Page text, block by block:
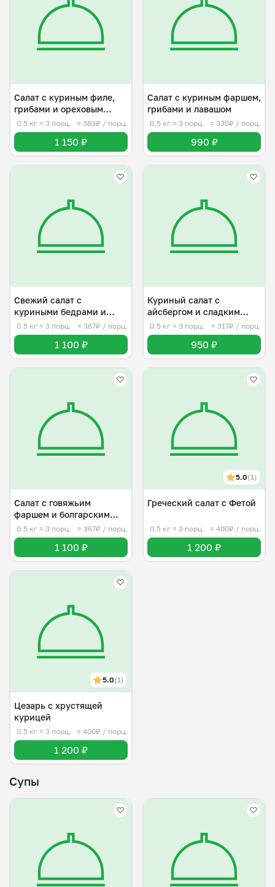
Салат с куриным филе,
грибами и ореховым
соусом
0.5 кг ≈ 3 порц. ≈ 383₽ / порц.
1 150 ₽
Салат с куриным фаршем,
грибами и лавашом
0.5 кг ≈ 3 порц. ≈ 330₽ / порц.
990 ₽
Свежий салат с
куриными бедрами и
томатами
0.5 кг ≈ 3 порц. ≈ 367₽ / порц.
1 100 ₽
Куриный салат с
айсбергом и сладким
Чили
0.5 кг ≈ 3 порц. ≈ 317₽ / порц.
950 ₽
Салат с говяжьим
фаршем и болгарским
перцем
0.5 кг ≈ 3 порц. ≈ 367₽ / порц.
1 100 ₽
5.0(1)
Греческий салат с Фетой
0.5 кг ≈ 3 порц. ≈ 400₽ / порц.
1 200 ₽
5.0(1)
Цезарь с хрустящей
курицей
0.5 кг ≈ 3 порц. ≈ 400₽ / порц.
1 200 ₽
Супы